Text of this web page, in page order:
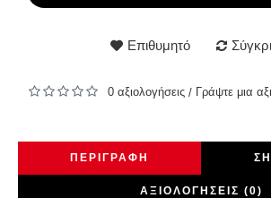
Επιθυμητό
0 αξιολογήσεις / Γράψτε μια
ΠΕΡΙΓΡΑΦΉ
ΑΞΙΟΛΟΓΉΣΕΙΣ (0)